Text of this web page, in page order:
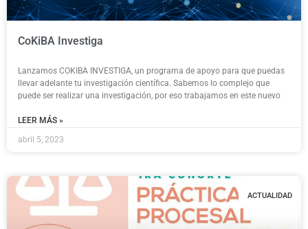
CoKiBA Investiga
Lanzamos COKIBA INVESTIGA, un programa de apoyo para que puedas
llevar adelante tu investigación científica. Sabemos lo complejo que
puede ser realizar una investigación, por eso trabajamos en este nuevo
LEER MÁS »
abril 5, 2023
ACTUALIDAD